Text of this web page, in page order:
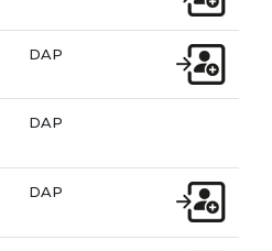
DAP
DAP
DAP